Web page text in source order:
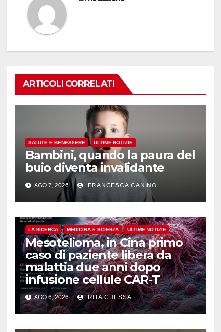
ARTICOLI CORRELATI
SALUTE E BENESSERE ULTIME NOTIZIE
Bambini, quando la paura del
buio diventa invalidante
AGO 7, 2026 FRANCESCA CANINO
LA RICERCA MEDICINA E SCIENZA ULTIME NOTIZIE
Mesotelioma, in Cina primo
caso di paziente libera da
malattia due anni dopo
infusione cellule CAR-T
AGO 6, 2026 RITA CHESSA